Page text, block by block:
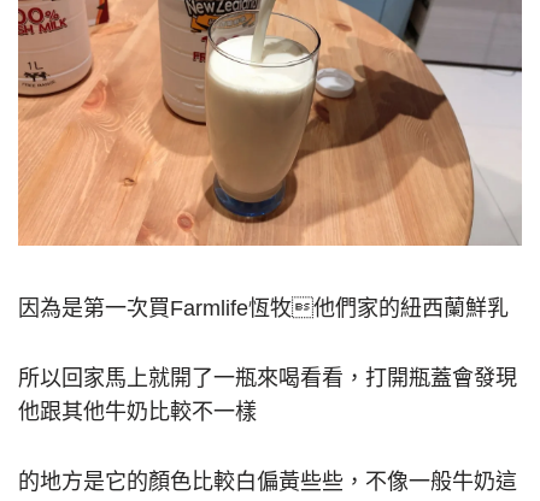
因為是第一次買Farmlife恆牧他們家的紐西蘭鮮乳
所以回家馬上就開了一瓶來喝看看，打開瓶蓋會發現
他跟其他牛奶比較不一樣
的地方是它的顏色比較白偏黃些些，不像一般牛奶這